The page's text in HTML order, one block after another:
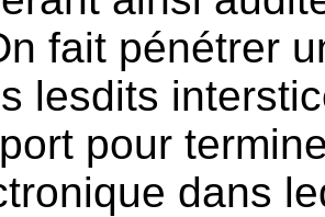
fait pénétrer
lesdits
pour
dans